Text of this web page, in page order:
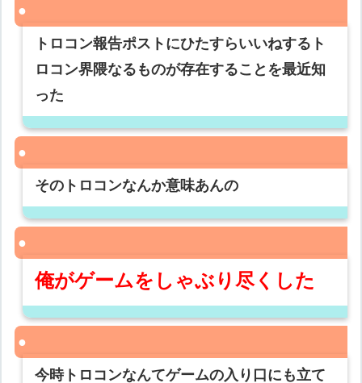
トロコン報告ポストにひたすらいいねするト
ロコン界隈なるものが存在することを最近知
った
そのトロコンなんか意味あんの
俺がゲームをしゃぶり尽くした
今時トロコンなんてゲームの入り口にも立て